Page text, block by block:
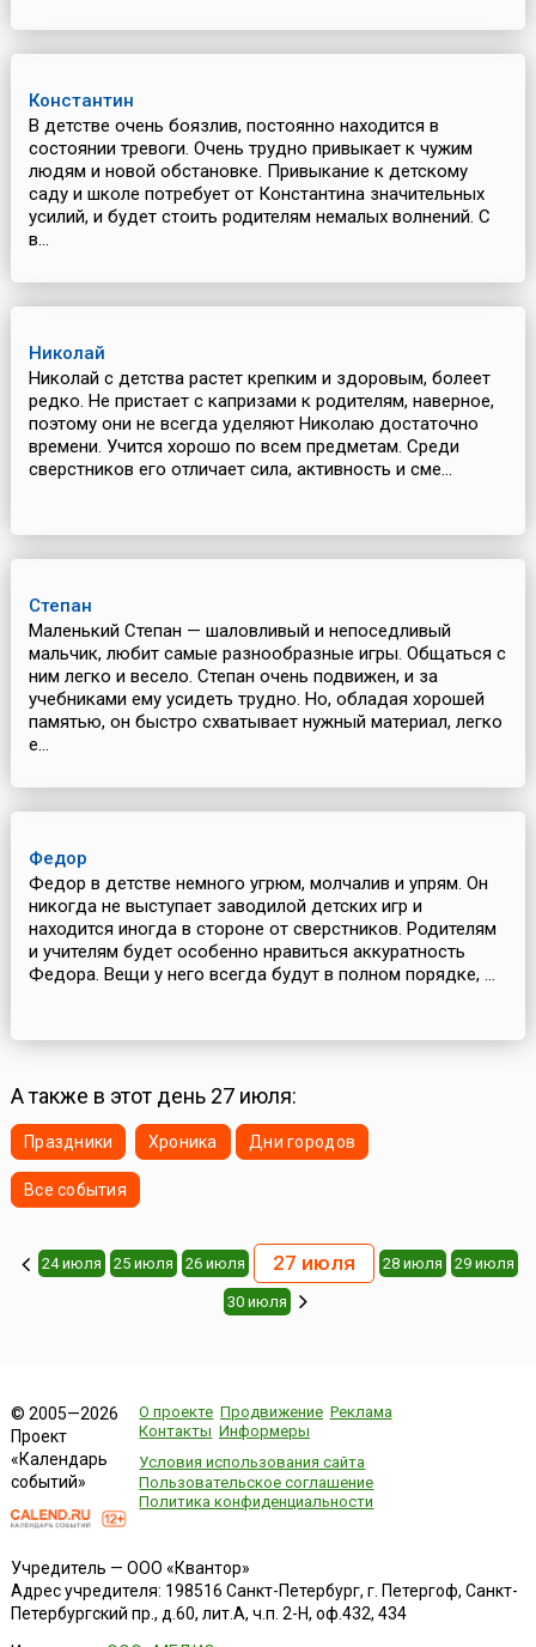
Константин
В детстве очень боязлив, постоянно находится в
состоянии тревоги. Очень трудно привыкает к чужим
людям и новой обстановке. Привыкание к детскому
саду и школе потребует от Константина значительных
усилий, и будет стоить родителям немалых волнений. С
в...
Николай
Николай с детства растет крепким и здоровым, болеет
редко. Не пристает с капризами к родителям, наверное,
поэтому они не всегда уделяют Николаю достаточно
времени. Учится хорошо по всем предметам. Среди
сверстников его отличает сила, активность и сме...
Степан
Маленький Степан — шаловливый и непоседливый
мальчик, любит самые разнообразные игры. Общаться с
ним легко и весело. Степан очень подвижен, и за
учебниками ему усидеть трудно. Но, обладая хорошей
памятью, он быстро схватывает нужный материал, легко
е...
Федор
Федор в детстве немного угрюм, молчалив и упрям. Он
никогда не выступает заводилой детских игр и
находится иногда в стороне от сверстников. Родителям
и учителям будет особенно нравиться аккуратность
Федора. Вещи у него всегда будут в полном порядке, ...
А также в этот день 27 июля:
Праздники Хроника Дни городов
Все события
24 июля 25 июля 26 июля 27 июля 28 июля 29 июля
30 июля
© 2005—2026
Проект
«Календарь
событий»
О проекте Продвижение Реклама
Контакты Информеры
Условия использования сайта
Пользовательское соглашение
Политика конфиденциальности
Учредитель — ООО «Квантор»
Адрес учредителя: 198516 Санкт-Петербург, г. Петергоф, Санкт-
Петербургский пр., д.60, лит.А, ч.п. 2-Н, оф.432, 434